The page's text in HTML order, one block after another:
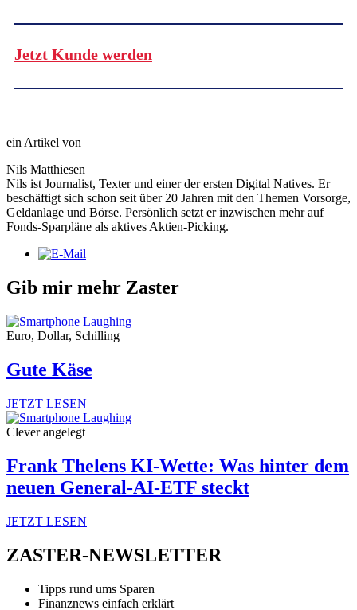
Jetzt Kunde werden
ein Artikel von
Nils Matthiesen
Nils ist Journalist, Texter und einer der ersten Digital Natives. Er
beschäftigt sich schon seit über 20 Jahren mit den Themen Vorsorge,
Geldanlage und Börse. Persönlich setzt er inzwischen mehr auf
Fonds-Sparpläne als aktives Aktien-Picking.
Gib mir mehr Zaster
Euro, Dollar, Schilling
Gute Käse
JETZT LESEN
Clever angelegt
Frank Thelens KI-Wette: Was hinter dem
neuen General-AI-ETF steckt
JETZT LESEN
ZASTER-NEWSLETTER
Tipps rund ums Sparen
Finanznews einfach erklärt